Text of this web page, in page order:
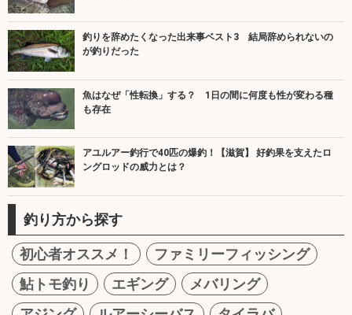
釣りを辞めたくなった出来事ベスト3 結局辞められないの
が釣りだった
魚はなぜ「性転換」する？ 1日の間に何度も性が変わる種
も存在
アユルアー釣行で40匹の爆釣！【滋賀】 好釣果を支えたロ
ングロッドの威力とは？
釣り方から探す
初心者オススメ！
ファミリーフィッシング
鮎トモ釣り
エギング
メバリング